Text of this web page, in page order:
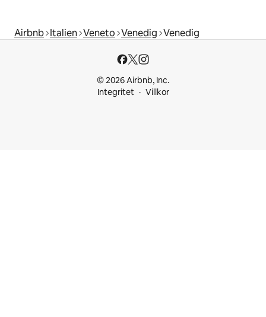
Airbnb Italien Veneto Venedig Venedig
© 2026 Airbnb, Inc.
Integritet
Villkor